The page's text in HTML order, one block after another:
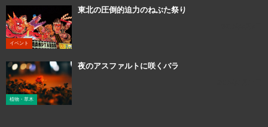
イベント
東北の圧倒的迫力のねぶた祭り
植物・草木
夜のアスファルトに咲くバラ